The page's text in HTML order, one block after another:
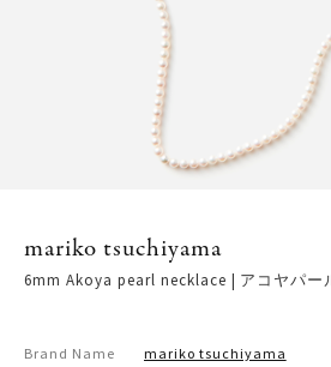
mariko tsuchiyama
6mm Akoya pearl necklace | アコヤパー
Brand Name
mariko tsuchiyama